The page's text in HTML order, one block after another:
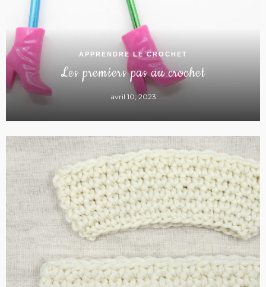
APPRENDRE LE CROCHET
Les premiers pas au crochet
avril 10, 2023